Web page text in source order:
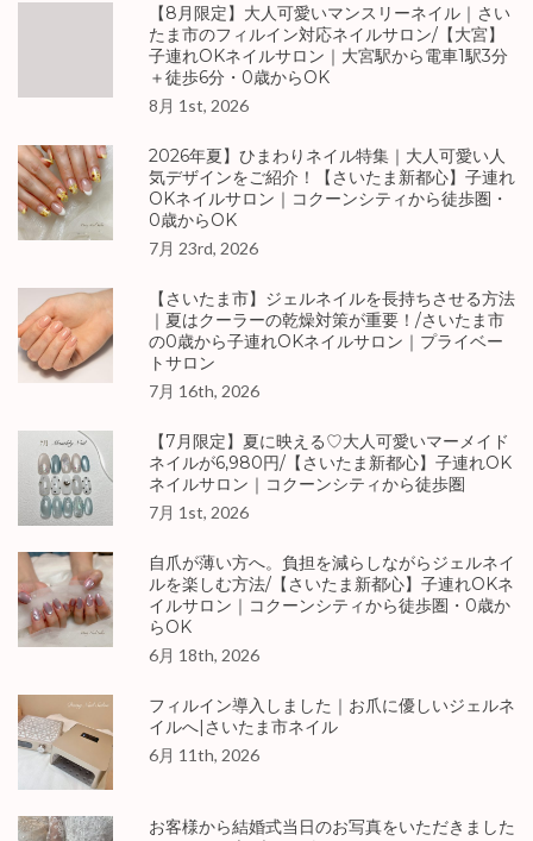
【8月限定】大人可愛いマンスリーネイル｜さい
たま市のフィルイン対応ネイルサロン/【大宮】
子連れOKネイルサロン｜大宮駅から電車1駅3分
＋徒歩6分・0歳からOK
8月 1st, 2026
2026年夏】ひまわりネイル特集｜大人可愛い人
気デザインをご紹介！【さいたま新都心】子連れ
OKネイルサロン｜コクーンシティから徒歩圏・
0歳からOK
7月 23rd, 2026
【さいたま市】ジェルネイルを長持ちさせる方法
｜夏はクーラーの乾燥対策が重要！/さいたま市
の0歳から子連れOKネイルサロン｜プライベー
トサロン
7月 16th, 2026
【7月限定】夏に映える♡大人可愛いマーメイド
ネイルが6,980円/【さいたま新都心】子連れOK
ネイルサロン｜コクーンシティから徒歩圏
7月 1st, 2026
自爪が薄い方へ。負担を減らしながらジェルネイ
ルを楽しむ方法/【さいたま新都心】子連れOKネ
イルサロン｜コクーンシティから徒歩圏・0歳か
らOK
6月 18th, 2026
フィルイン導入しました｜お爪に優しいジェルネ
イルへ|さいたま市ネイル
6月 11th, 2026
お客様から結婚式当日のお写真をいただきました